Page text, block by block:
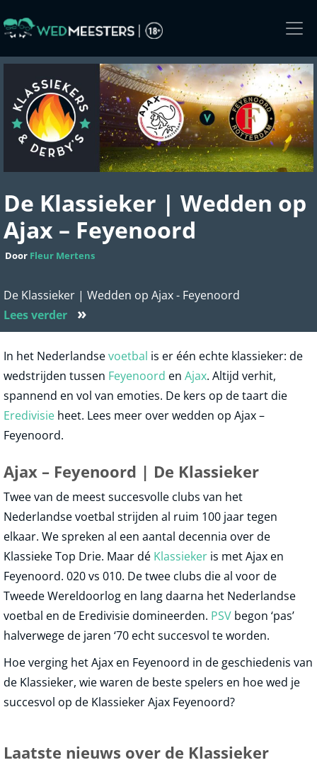
to
content
De Klassieker | Wedden op
Ajax – Feyenoord
Door Fleur Mertens
De Klassieker | Wedden op Ajax - Feyenoord
Lees verder
»
In het Nederlandsevoetbal is er één echte klassieker: de
wedstrijden tussen Feyenoord en Ajax. Altijd verhit,
spannend en vol van emoties. De kers op de taart die
Eredivisie heet. Lees meer over wedden op Ajax –
Feyenoord.
Ajax – Feyenoord | De Klassieker
Twee van de meest succesvolle clubs van het
Nederlandse voetbal strijden al ruim 100 jaar tegen
elkaar. We spreken al een aantal decennia over de
Klassieke Top Drie. Maar dé Klassieker is met Ajax en
Feyenoord. 020 vs 010. De twee clubs die al voor de
Tweede Wereldoorlog en lang daarna het Nederlandse
voetbal en de Eredivisie domineerden. PSV begon ‘pas’
halverwege de jaren ‘70 echt succesvol te worden.
Hoe verging het Ajax en Feyenoord in de geschiedenis van
de Klassieker, wie waren de beste spelers en hoe wed je
succesvol op de Klassieker Ajax Feyenoord?
Laatste nieuws over de Klassieker